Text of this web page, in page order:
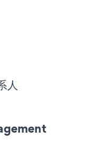
人